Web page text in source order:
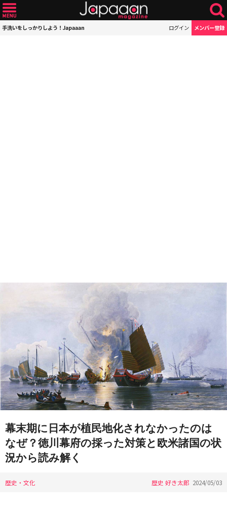
手洗いをしっかりしよう！Japaaan ログイン メンバー登録
幕末期に日本が植民地化されなかったのは
なぜ？徳川幕府の採った対策と欧米諸国の状
況から読み解く
歴史・文化 歴史 好き太郎 2024/05/03